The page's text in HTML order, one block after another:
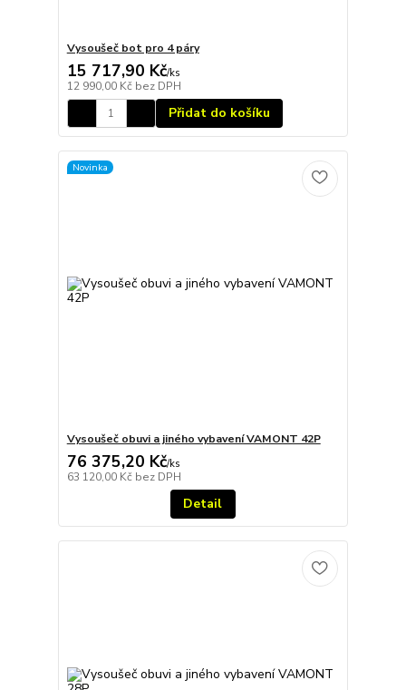
Vysoušeč bot pro 4 páry
15 717,90 Kč/ks
12 990,00 Kč bez DPH
Přidat do košíku
Novinka
Vysoušeč obuvi a jiného vybavení VAMONT 42P
76 375,20 Kč/ks
63 120,00 Kč bez DPH
Detail